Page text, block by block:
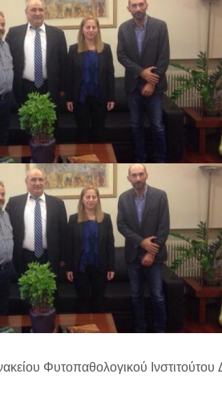
Φυτοπαθολογικού